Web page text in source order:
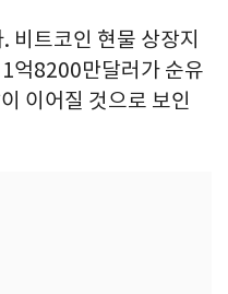
비트코인 현물 상장지
억8200만달러가 순유
이어질 것으로 보인